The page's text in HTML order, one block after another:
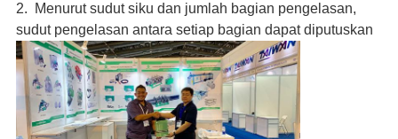
2.
Menurut sudut siku dan jumlah bagian pengelasan,
sudut pengelasan antara setiap bagian dapat diputuskan